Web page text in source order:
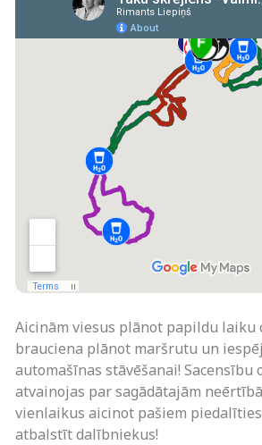
Aicinām viesus plānot papildu laiku
brauciena plānot maršrutu un
automašīnas stāvēšanai! Sacensību
atvainojas par sagādātajām
vienlaikus aicinot pašiem
atbalstīt dalībniekus!